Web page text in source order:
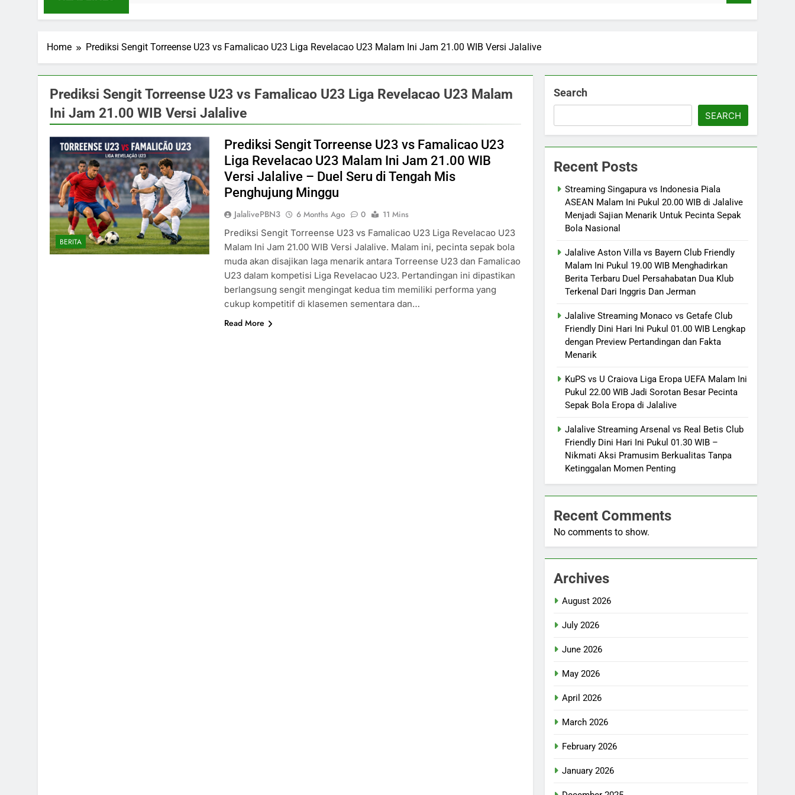
Home Prediksi Sengit Torreense U23 vs Famalicao U23 Liga Revelacao U23 Malam Ini Jam 21.00 WIB Versi Jalalive
Prediksi Sengit Torreense U23 vs Famalicao U23 Liga Revelacao U23 Malam
Ini Jam 21.00 WIB Versi Jalalive
BERITA
Prediksi Sengit Torreense U23 vs Famalicao U23
Liga Revelacao U23 Malam Ini Jam 21.00 WIB
Versi Jalalive – Duel Seru di Tengah Mis
Penghujung Minggu
JalalivePBN3 6 Months Ago 0
11 Mins
Prediksi Sengit Torreense U23 vs Famalicao U23 Liga Revelacao U23
Malam Ini Jam 21.00 WIB Versi Jalalive. Malam ini, pecinta sepak bola
muda akan disajikan laga menarik antara Torreense U23 dan Famalicao
U23 dalam kompetisi Liga Revelacao U23. Pertandingan ini dipastikan
berlangsung sengit mengingat kedua tim memiliki performa yang
cukup kompetitif di klasemen sementara dan…
Read More
Search
SEARCH
Recent Posts
Streaming Singapura vs Indonesia Piala
ASEAN Malam Ini Pukul 20.00 WIB di Jalalive
Menjadi Sajian Menarik Untuk Pecinta Sepak
Bola Nasional
Jalalive Aston Villa vs Bayern Club Friendly
Malam Ini Pukul 19.00 WIB Menghadirkan
Berita Terbaru Duel Persahabatan Dua Klub
Terkenal Dari Inggris Dan Jerman
Jalalive Streaming Monaco vs Getafe Club
Friendly Dini Hari Ini Pukul 01.00 WIB Lengkap
dengan Preview Pertandingan dan Fakta
Menarik
KuPS vs U Craiova Liga Eropa UEFA Malam Ini
Pukul 22.00 WIB Jadi Sorotan Besar Pecinta
Sepak Bola Eropa di Jalalive
Jalalive Streaming Arsenal vs Real Betis Club
Friendly Dini Hari Ini Pukul 01.30 WIB –
Nikmati Aksi Pramusim Berkualitas Tanpa
Ketinggalan Momen Penting
Recent Comments
No comments to show.
Archives
August 2026
July 2026
June 2026
May 2026
April 2026
March 2026
February 2026
January 2026